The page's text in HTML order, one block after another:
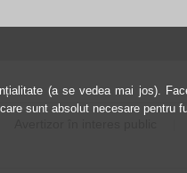
(a se vedea mai jos).
sunt absolut necesare pentru